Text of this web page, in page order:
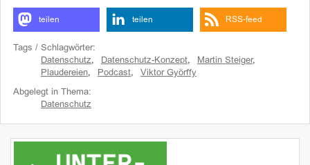
teilen teilen RSS-feed
Tags / Schlagwörter:
Datenschutz, Datenschutz-Konzept, Martin Steiger,
Plaudereien, Podcast, Viktor Györffy
Abgelegt in Thema:
Datenschutz